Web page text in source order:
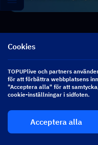
Lucy Lauria
Game writer
I spend most of my time
features, and learning how
writing, I aim to share useful
guides that make games
Cookies
TOPUPlive och partners
för att förbättra webbplatsens
"Acceptera alla" för att
cookie-inställningar i sidfoten.
Acceptera alla